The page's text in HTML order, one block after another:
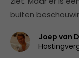
buiten
Joep van